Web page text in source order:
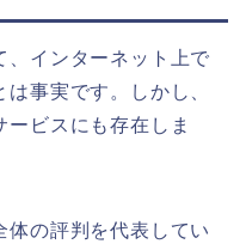
、インターネット上で
は事実です。しかし、
ービスにも存在しま
体の評判を代表してい